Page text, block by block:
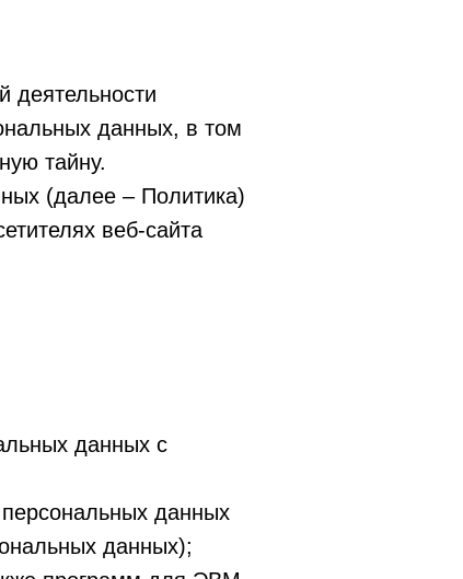
деятельности
данных, в том
тайну.
(далее – Политика)
веб-сайта
данных с
данных
данных);